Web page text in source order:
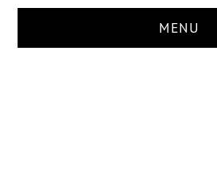
MENU